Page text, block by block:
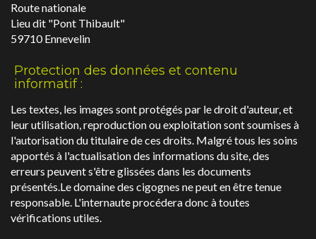
Route nationale
Lieu dit "Pont Thibault"
59710 Ennevelin
Protection des données et contenu
informatif :
Les textes, les images sont protégés par le droit d'auteur, et
leur utilisation, reproduction ou exploitation sont soumises à
l'autorisation du titulaire de ces droits. Malgré tous les soins
apportés à l'actualisation des informations du site, des
erreurs peuvent s'être glissées dans les documents
présentés.Le domaine des cigognes ne peut en être tenue
responsable. L'internaute procédera donc à toutes
vérifications utiles.